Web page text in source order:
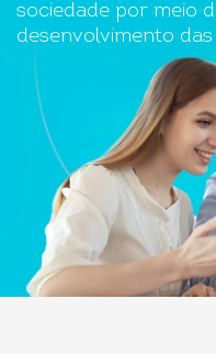
sociedade por meio
desenvolvimento das